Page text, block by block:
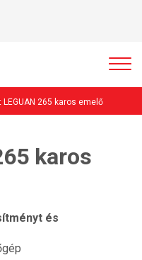
LEGUAN 265 karos emelő
karos
és